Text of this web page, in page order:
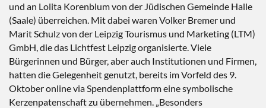
und an Lolita Korenblum von der Jüdischen Gemeinde Halle
(Saale) überreichen. Mit dabei waren Volker Bremer und
Marit Schulz von der Leipzig Tourismus und Marketing (LTM)
GmbH, die das Lichtfest Leipzig organisierte. Viele
Bürgerinnen und Bürger, aber auch Institutionen und Firmen,
hatten die Gelegenheit genutzt, bereits im Vorfeld des 9.
Oktober online via Spendenplattform eine symbolische
Kerzenpatenschaft zu übernehmen. „Besonders